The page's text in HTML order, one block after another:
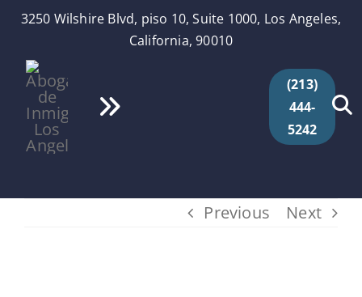
Skip
content
3250 Wilshire Blvd, piso 10, Suite 1000, Los Angeles,
California, 90010
Toggle
Inicio
(213)
444-
5242
Previous Next